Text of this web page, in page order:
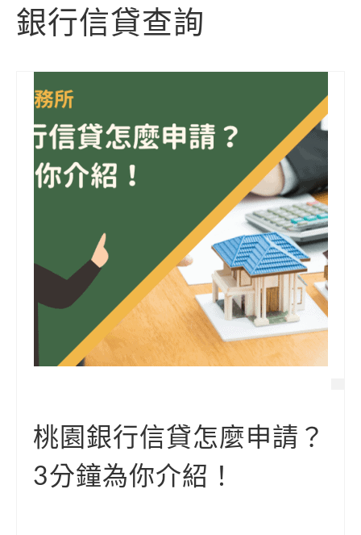
房屋貸款
信用貸款
代書貸款
精選知識
銀行貸款
其他貸款
時事解析
生活理財
房產Q&A
銀行信貸查詢
桃園銀行信貸怎麼申請？
3分鐘為你介紹！